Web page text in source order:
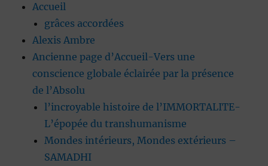
Accueil
grâces accordées
Alexis Ambre
Ancienne page d’Accueil-Vers une
conscience globale éclairée par la présence
de l’Absolu
l’incroyable histoire de l’IMMORTALITE-
L’épopée du transhumanisme
Mondes intérieurs, Mondes extérieurs –
SAMADHI